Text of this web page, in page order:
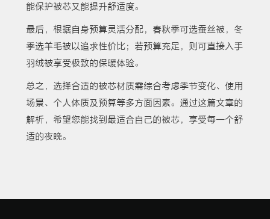
能保护被芯又能提升舒适度。
最后，根据自身预算灵活分配，春秋季可选蚕丝被，冬
季选羊毛被以追求性价比；若预算充足，则可直接入手
羽绒被享受极致的保暖体验。
总之，选择合适的被芯材质需综合考虑季节变化、使用
场景、个人体质及预算等多方面因素。通过这篇文章的
解析，希望您能找到最适合自己的被芯，享受每一个舒
适的夜晚。